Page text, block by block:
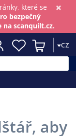
×
které se
bezpečný
scanquilt.cz.
CZ
aby